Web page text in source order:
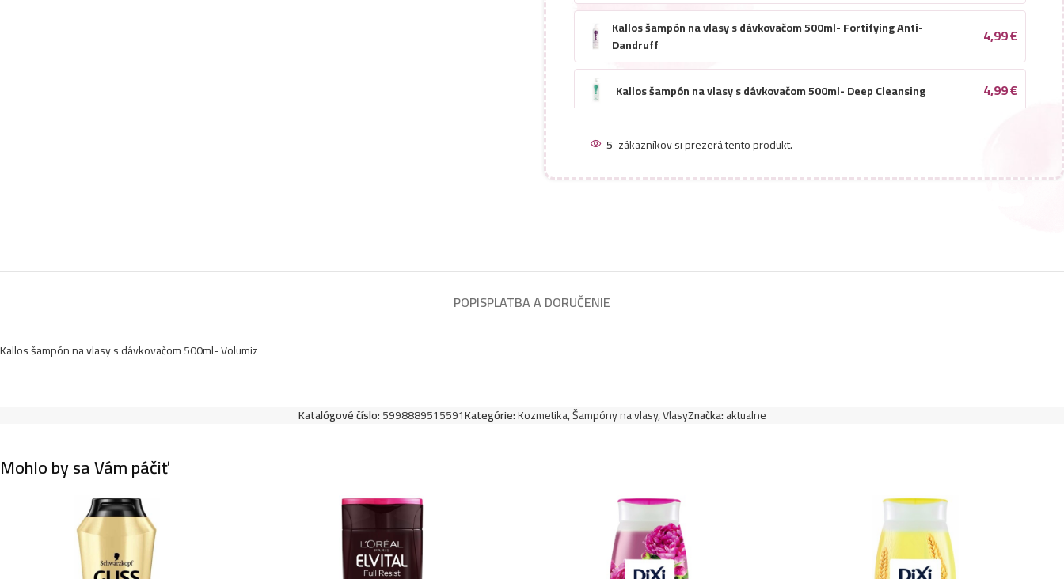
Kallos šampón na vlasy s dávkovačom 500ml- Fortifying Anti-
Dandruff
4,99€
Kallos šampón na vlasy s dávkovačom 500ml- Deep Cleansing 4,99€
Kallos šampón na vlasy 500ml- Pro-Tox
Kallos šampón na vlasy s dávkovačom 500ml- LAB 35 –
5 zákazníkov si prezerá tento produkt.
POPISPLATBA A DORUČENIE
Kallos šampón na vlasy s dávkovačom 500ml- Volumiz
Katalógové číslo:5998889515591Kategórie:Kozmetika,Šampóny na vlasy,VlasyZnačka:aktualne
Mohlo by sa Vám páčiť